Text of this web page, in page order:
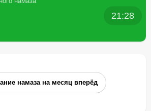
21:28
намаза на месяц вперёд